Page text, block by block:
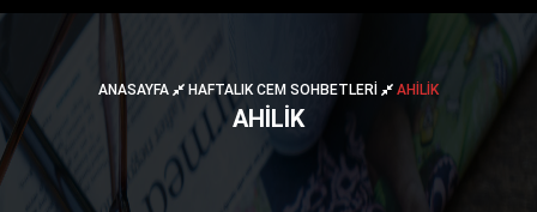
navigation
ANASAYFA HAFTALIK CEM SOHBETLERI AHİLİK
AHİLİK